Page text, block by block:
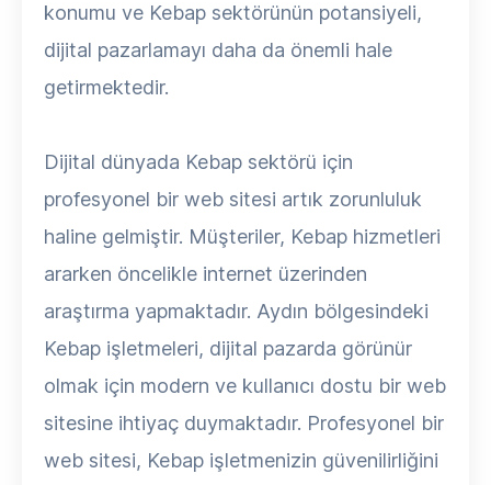
konumu ve Kebap sektörünün potansiyeli,
dijital pazarlamayı daha da önemli hale
getirmektedir.
Dijital dünyada Kebap sektörü için
profesyonel bir web sitesi artık zorunluluk
haline gelmiştir. Müşteriler, Kebap hizmetleri
ararken öncelikle internet üzerinden
araştırma yapmaktadır. Aydın bölgesindeki
Kebap işletmeleri, dijital pazarda görünür
olmak için modern ve kullanıcı dostu bir web
sitesine ihtiyaç duymaktadır. Profesyonel bir
web sitesi, Kebap işletmenizin güvenilirliğini